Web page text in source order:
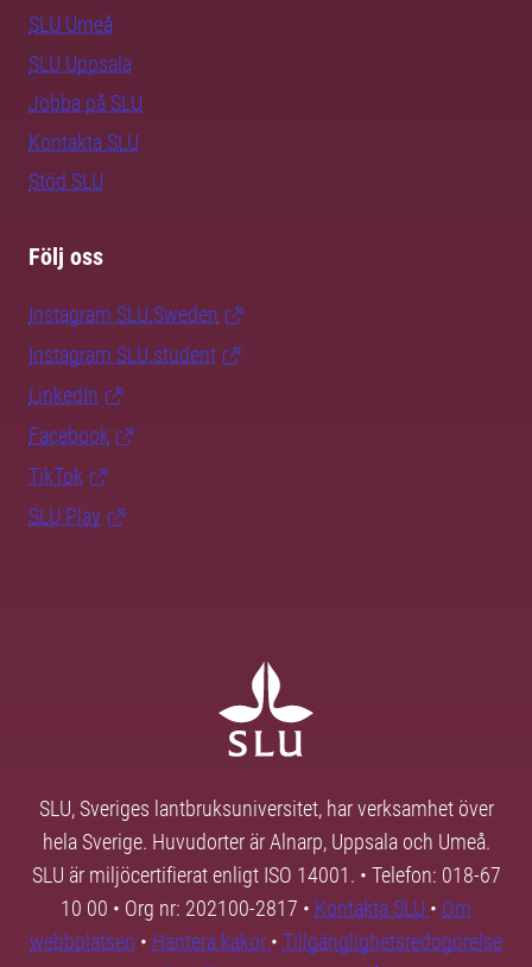
SLU Umeå
SLU Uppsala
Jobba på SLU
Kontakta SLU
Stöd SLU
Följ oss
Instagram SLU.Sweden
Instagram SLU.student
LinkedIn
Facebook
TikTok
SLU Play
SLU, Sveriges lantbruksuniversitet, har verksamhet över
hela Sverige. Huvudorter är Alnarp, Uppsala och Umeå.
SLU är miljöcertifierat enligt ISO 14001. • Telefon: 018-67
10 00 • Org nr: 202100-2817 • Kontakta SLU • Om
webbplatsen • Hantera kakor • Tillgänglighetsredogörelse